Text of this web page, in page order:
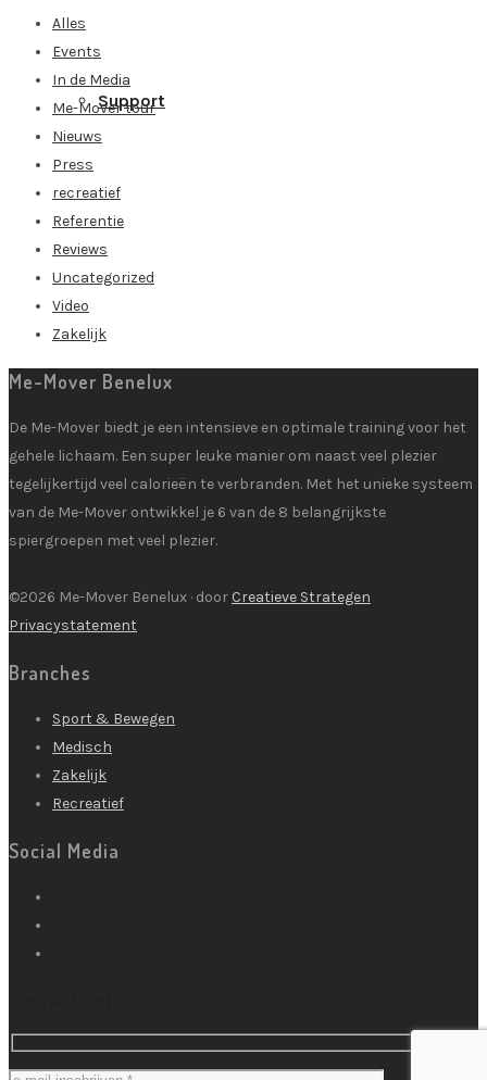
Support
Alles
Events
In de Media
Me-Mover tour
Nieuws
Press
recreatief
Referentie
Reviews
Uncategorized
Video
Zakelijk
Me-Mover Benelux
De Me-Mover biedt je een intensieve en optimale training voor het
gehele lichaam. Een super leuke manier om naast veel plezier
tegelijkertijd veel calorieën te verbranden. Met het unieke systeem
van de Me-Mover ontwikkel je 6 van de 8 belangrijkste
spiergroepen met veel plezier.
©2026 Me-Mover Benelux · door Creatieve Strategen
Privacystatement
Branches
Sport & Bewegen
Medisch
Zakelijk
Recreatief
Social Media